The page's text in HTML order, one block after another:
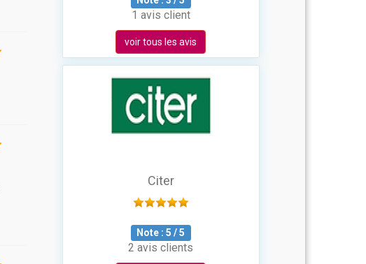
1 avis client
voir tous les avis
Citer
Note :5 /5
2 avis clients